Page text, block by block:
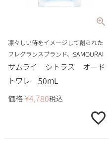
凛々しい侍をイメージして創られた
フレグランスブランド、SAMOURAI
サムライ シトラス オード
トワレ 50mL
価格 ¥4,780税込